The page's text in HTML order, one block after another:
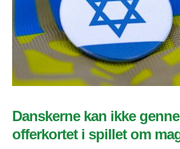
Danskerne kan ikke
offerkortet i spillet om